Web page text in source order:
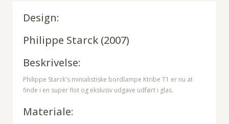
Design:
Philippe Starck (2007)
Beskrivelse:
Philippe Starck's minialistiske bordlampe Ktribe T1 er nu at
finde i en super flot og ekslusiv udgave udført i glas.
Materiale: